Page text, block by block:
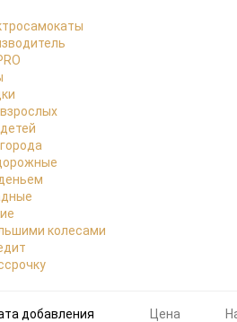
колесами
добавления Цена